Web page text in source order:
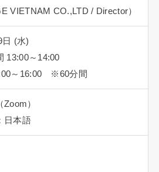
VIETNAM CO.,LTD / Director）
日 (水)
13:00～14:00
～16:00 ※60分間
）
日本語